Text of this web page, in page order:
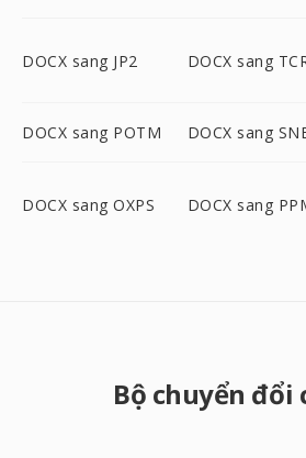
DOCX sang JP2 DOCX sang
DOCX sang POTM DOCX sang
DOCX sang OXPS DOCX sang
Bộ chuyển đổi